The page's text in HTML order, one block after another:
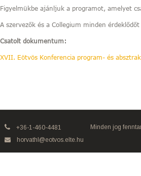
Figyelmükbe ajánljuk a programot, amelyet
A szervezők és a Collegium minden
Csatolt dokumentum:
XVII. Eötvös Konferencia program- és
+36-1-460-4481
horvathl@eotvos.elte.hu
Minden jog